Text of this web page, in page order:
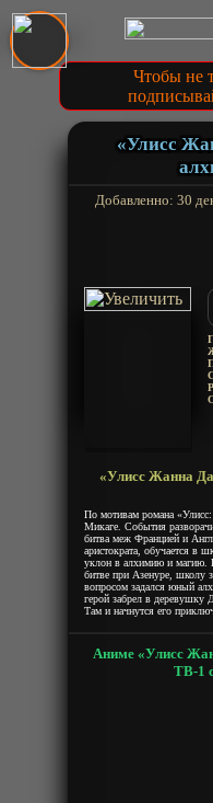
Чтобы не
«Улисс
Добавленно: 30
«Улисс Жанна
По мотивам романа
Микаге. События
битва меж Францией и
аристократа, обучается в
уклон в алхимию и магию.
битве при Азенуре, школу
вопросом задался юный
герой забрел в деревушку
Там и начнутся его
Аниме «Улисс
ТВ-1